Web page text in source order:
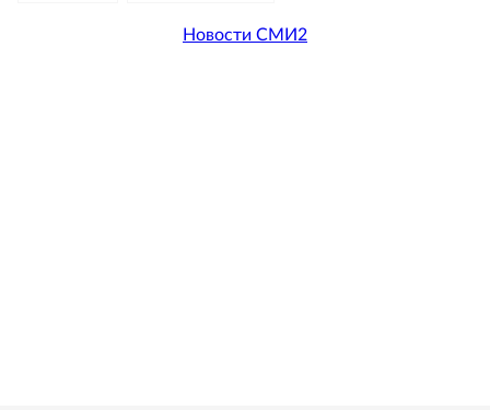
Новости СМИ2